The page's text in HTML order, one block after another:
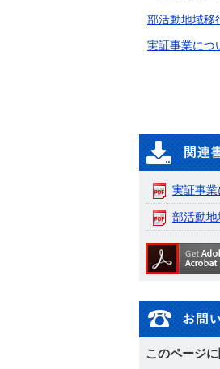
部活動地域移
実証事業につ
実証事業
部活動地
このページ